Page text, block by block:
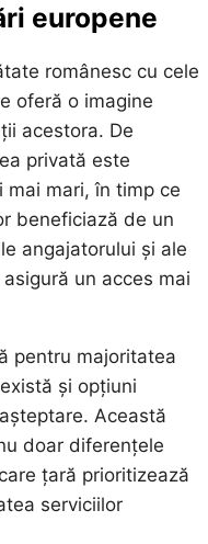
europene
românesc cu cele
oferă o imagine
acestora. De
privată este
mai mari, în timp ce
beneficiază de un
angajatorului și ale
un acces mai
pentru majoritatea
și opțiuni
Această
doar diferențele
țară prioritizează
serviciilor